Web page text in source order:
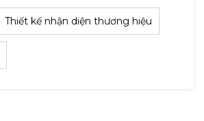
Thiết kế nhận diện thương hiệu